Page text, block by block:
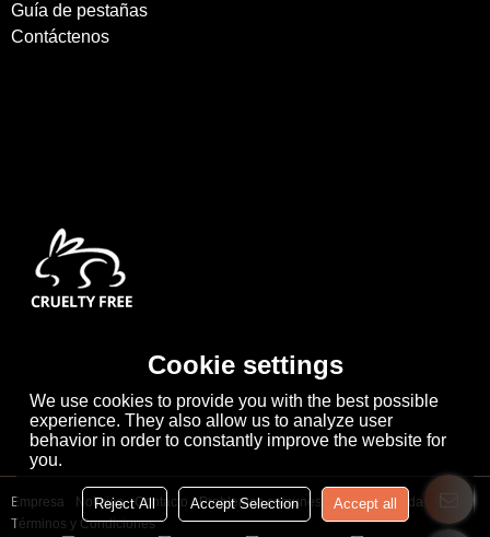
Guía de pestañas
Contáctenos
Empresa Noticias Contacto Problemas comunes
Noticia Privada
Términos y Condiciones
Cookie settings
We use cookies to provide you with the best possible
experience. They also allow us to analyze user
behavior in order to constantly improve the website for
you.
Reject All Accept Selection Accept all